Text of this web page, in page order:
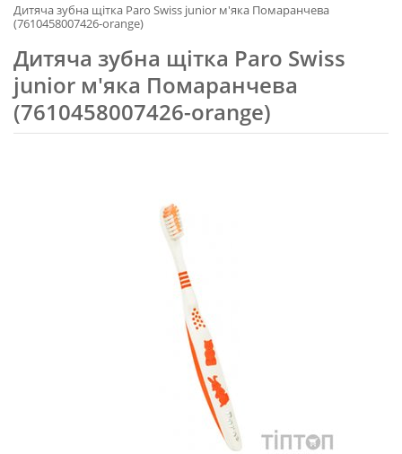
Дитяча зубна щітка Paro Swiss junior м'яка Помаранчева
(7610458007426-orange)
Дитяча зубна щітка Paro Swiss
junior м'яка Помаранчева
(7610458007426-orange)